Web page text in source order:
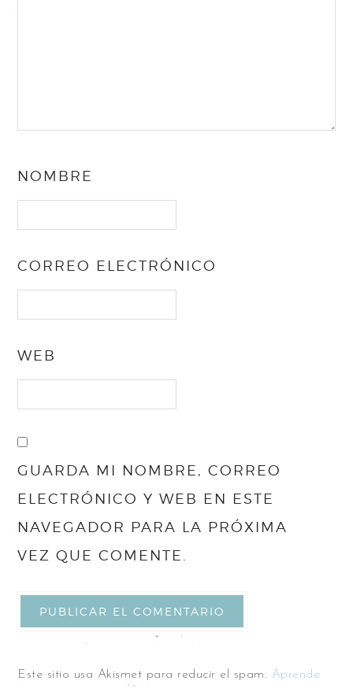
NOMBRE
CORREO ELECTRÓNICO
WEB
GUARDA MI NOMBRE, CORREO
ELECTRÓNICO Y WEB EN ESTE
NAVEGADOR PARA LA PRÓXIMA
VEZ QUE COMENTE.
Este sitio usa Akismet para reducir el spam. Aprende